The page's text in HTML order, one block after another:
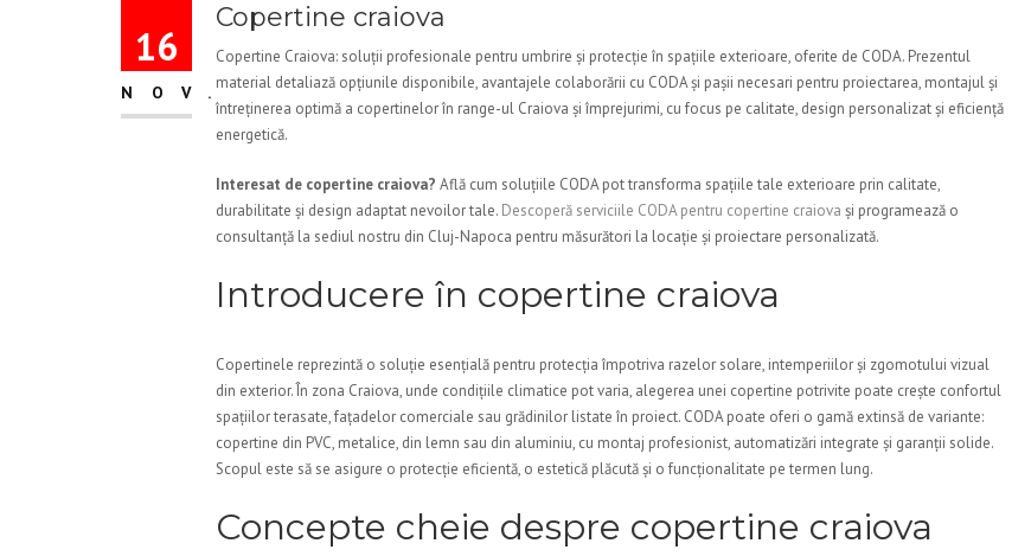
16
NOV.
Copertine craiova
Copertine Craiova: soluții profesionale pentru umbrire și protecție în spațiile exterioare, oferite de CODA. Prezentul
material detaliază opțiunile disponibile, avantajele colaborării cu CODA și pașii necesari pentru proiectarea, montajul și
întreținerea optimă a copertinelor în range-ul Craiova și împrejurimi, cu focus pe calitate, design personalizat și eficiență
energetică.
Interesat de copertine craiova? Află cum soluțiile CODA pot transforma spațiile tale exterioare prin calitate,
durabilitate și design adaptat nevoilor tale. Descoperă serviciile CODA pentru copertine craiova și programează o
consultanță la sediul nostru din Cluj-Napoca pentru măsurători la locație și proiectare personalizată.
Introducere în copertine craiova
Copertinele reprezintă o soluție esențială pentru protecția împotriva razelor solare, intemperiilor și zgomotului vizual
din exterior. În zona Craiova, unde condițiile climatice pot varia, alegerea unei copertine potrivite poate crește confortul
spațiilor terasate, fațadelor comerciale sau grădinilor listate în proiect. CODA poate oferi o gamă extinsă de variante:
copertine din PVC, metalice, din lemn sau din aluminiu, cu montaj profesionist, automatizări integrate și garanții solide.
Scopul este să se asigure o protecție eficientă, o estetică plăcută și o funcționalitate pe termen lung.
Concepte cheie despre copertine craiova